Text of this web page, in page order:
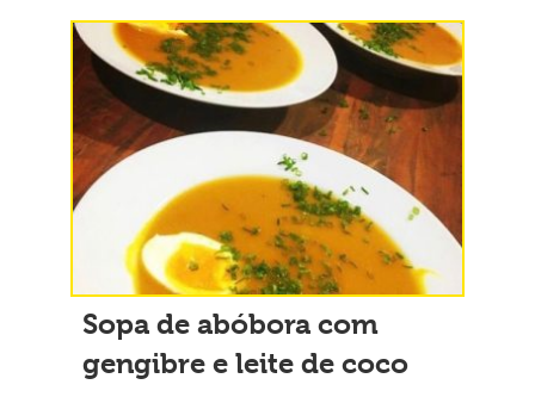
Sopa de abóbora com
gengibre e leite de coco